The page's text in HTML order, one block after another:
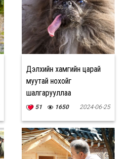
Дэлхийн хамгийн царай
муутай нохойг
шалгарууллаа
51 1650 2024-06-25